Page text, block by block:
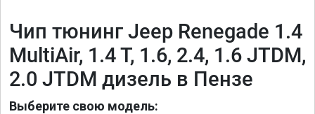
Чип тюнинг Jeep Renegade 1.4
MultiAir, 1.4 T, 1.6, 2.4, 1.6 JTDM,
2.0 JTDM дизель в Пензе
Выберите свою модель: